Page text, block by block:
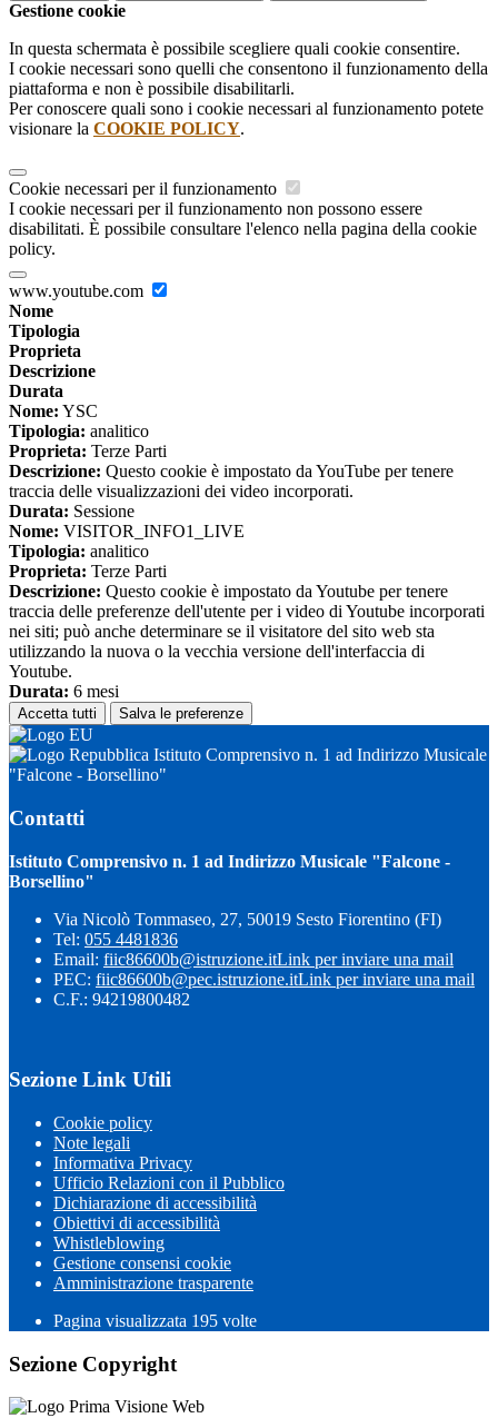
Gestione cookie
In questa schermata è possibile scegliere quali cookie consentire.
I cookie necessari sono quelli che consentono il funzionamento della
piattaforma e non è possibile disabilitarli.
Per conoscere quali sono i cookie necessari al funzionamento potete
visionare la COOKIE POLICY.
Cookie necessari per il funzionamento
I cookie necessari per il funzionamento non possono essere
disabilitati. È possibile consultare l'elenco nella pagina della cookie
policy.
www.youtube.com
Nome
Tipologia
Proprieta
Descrizione
Durata
Nome: YSC
Tipologia: analitico
Proprieta: Terze Parti
Descrizione: Questo cookie è impostato da YouTube per tenere
traccia delle visualizzazioni dei video incorporati.
Durata: Sessione
Nome: VISITOR_INFO1_LIVE
Tipologia: analitico
Proprieta: Terze Parti
Descrizione: Questo cookie è impostato da Youtube per tenere
traccia delle preferenze dell'utente per i video di Youtube incorporati
nei siti; può anche determinare se il visitatore del sito web sta
utilizzando la nuova o la vecchia versione dell'interfaccia di
Youtube.
Durata: 6 mesi
Accetta tutti Salva le preferenze
Istituto Comprensivo n. 1 ad Indirizzo Musicale
"Falcone - Borsellino"
Contatti
Istituto Comprensivo n. 1 ad Indirizzo Musicale "Falcone -
Borsellino"
Via Nicolò Tommaseo, 27, 50019 Sesto Fiorentino (FI)
Tel: 055 4481836
Email: fiic86600b@istruzione.itLink per inviare una mail
PEC: fiic86600b@pec.istruzione.itLink per inviare una mail
C.F.: 94219800482
Sezione Link Utili
Cookie policy
Note legali
Informativa Privacy
Ufficio Relazioni con il Pubblico
Dichiarazione di accessibilità
Obiettivi di accessibilità
Whistleblowing
Gestione consensi cookie
Amministrazione trasparente
Pagina visualizzata 195 volte
Sezione Copyright